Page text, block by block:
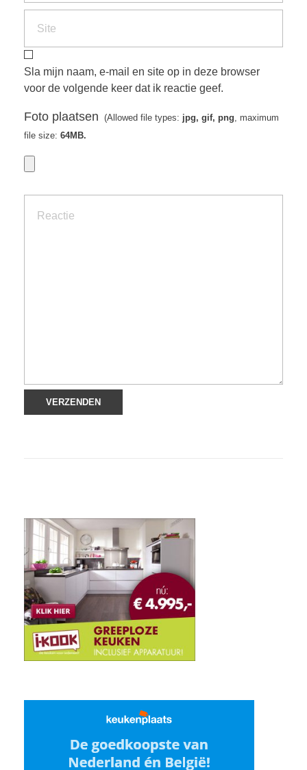
Sla mijn naam, e-mail en site op in deze browser
voor de volgende keer dat ik reactie geef.
Foto plaatsen (Allowed file types: jpg, gif, png, maximum
file size: 64MB.